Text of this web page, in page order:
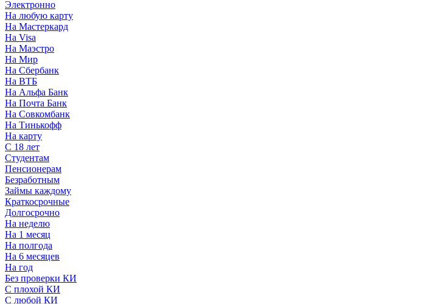
Электронно
На любую карту
На Мастеркард
На Visa
На Маэстро
На Мир
На Сбербанк
На ВТБ
На Альфа Банк
На Почта Банк
На Совкомбанк
На Тинькофф
На карту
С 18 лет
Студентам
Пенсионерам
Безработным
Займы каждому
Краткосрочные
Долгосрочно
На неделю
На 1 месяц
На полгода
На 6 месяцев
На год
Без проверки КИ
С плохой КИ
С любой КИ